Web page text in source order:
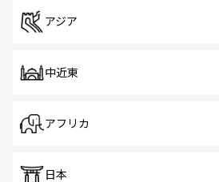
アジア
中近東
アフリカ
日本